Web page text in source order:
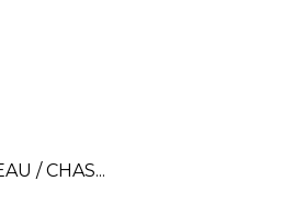
/ CHAS...